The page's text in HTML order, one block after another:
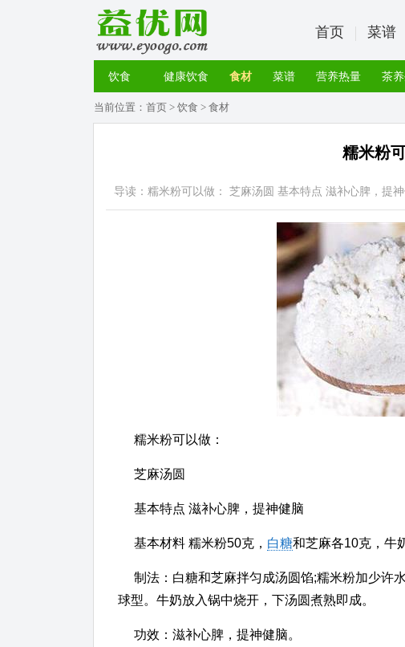
首页 菜谱
饮食 健康饮食 食材 菜谱 营养热量 茶
当前位置： 首页 > 饮食 > 食材
糯米粉
导读：糯米粉可以做： 芝麻汤圆 基本特点 滋补心脾，提
糯米粉可以做：
芝麻汤圆
基本特点 滋补心脾，提神健脑
基本材料 糯米粉50克， 白糖和芝麻各10克，牛
制法：白糖和芝麻拌匀成汤圆馅;糯米粉加少许
球型。牛奶放入锅中烧开，下汤圆煮熟即成。
功效：滋补心脾，提神健脑。